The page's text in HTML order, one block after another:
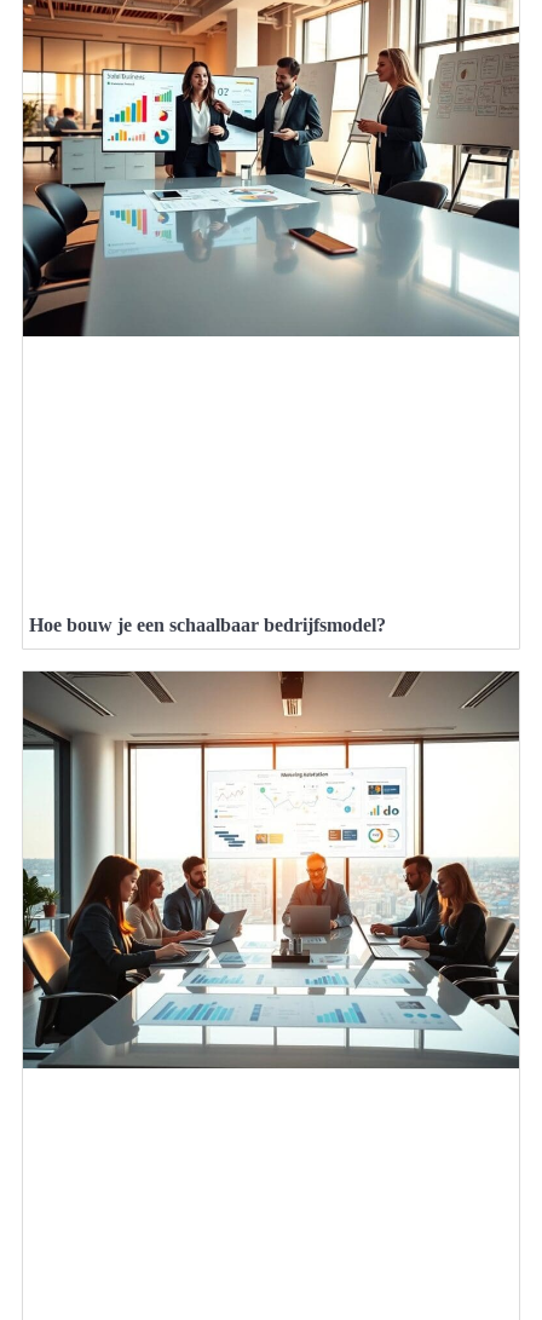
Hoe bouw je een schaalbaar bedrijfsmodel?